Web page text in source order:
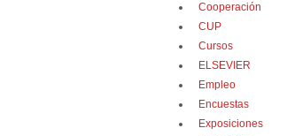
Cooperación
CUP
Cursos
ELSEVIER
Empleo
Encuestas
Exposiciones